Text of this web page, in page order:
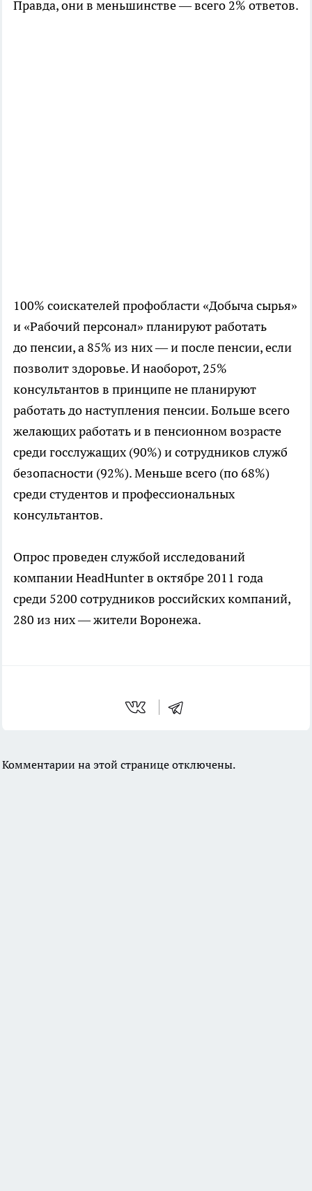
Правда, они в меньшинстве — всего 2% ответов.
100% соискателей профобласти «Добыча сырья»
и «Рабочий персонал» планируют работать
до пенсии, а 85% из них — и после пенсии, если
позволит здоровье. И наоборот, 25%
консультантов в принципе не планируют
работать до наступления пенсии. Больше всего
желающих работать и в пенсионном возрасте
среди госслужащих (90%) и сотрудников служб
безопасности (92%). Меньше всего (по 68%)
среди студентов и профессиональных
консультантов.
Опрос проведен службой исследований
компании HeadHunter в октябре 2011 года
среди 5200 сотрудников российских компаний,
280 из них — жители Воронежа.
Комментарии на этой странице отключены.